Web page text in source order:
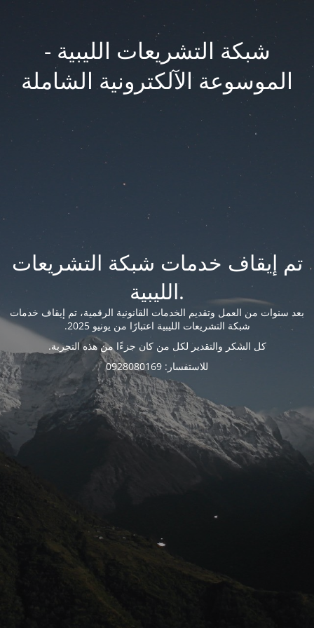
شبكة التشريعات الليبية -
الموسوعة الآلكترونية الشاملة
تم إيقاف خدمات شبكة التشريعات
الليبية.
بعد سنوات من العمل وتقديم الخدمات القانونية الرقمية، تم إيقاف خدمات
شبكة التشريعات الليبية اعتبارًا من يونيو 2025.
كل الشكر والتقدير لكل من كان جزءًا من هذه التجربة.
للاستفسار: 0928080169